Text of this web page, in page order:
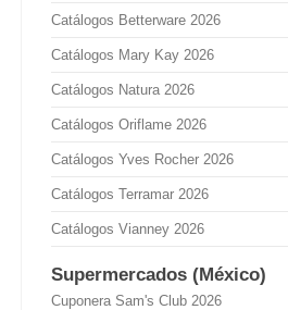
Catálogos Betterware 2026
Catálogos Mary Kay 2026
Catálogos Natura 2026
Catálogos Oriflame 2026
Catálogos Yves Rocher 2026
Catálogos Terramar 2026
Catálogos Vianney 2026
Supermercados (México)
Cuponera Sam's Club 2026